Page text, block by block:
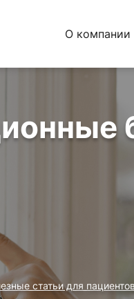
О компании
статьи для пациентов